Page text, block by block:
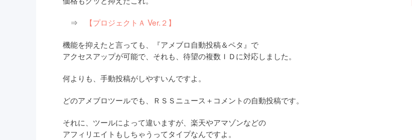
⇒
【プロジェクトＡ Ver.２】
機能を抑えたと言っても、『アメブロ自動投稿＆ペタ』で
アクセスアップが可能で、それも、待望の複数ＩＤに対応しました。
何よりも、手動投稿がしやすいんですよ。
どのアメブロツールでも、ＲＳＳニュース＋コメントの自動投稿です。
それに、ツールによって違いますが、楽天やアマゾンなどの
アフィリエイトもしちゃうってタイプなんですよ。